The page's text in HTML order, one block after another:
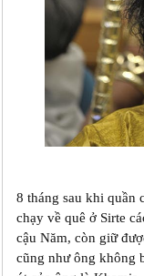
8 tháng sau khi quần
chạy về quê ở Sirte
cậu Năm, còn giữ
cũng như ông không